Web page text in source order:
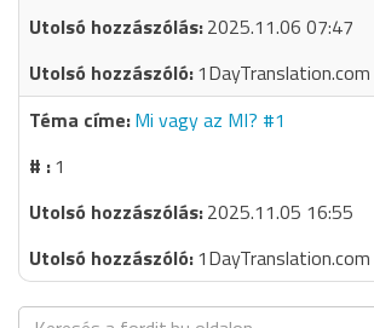
2025.11.06 07:47
1DayTranslation.com
Mi vagy az MI? #1
1
2025.11.05 16:55
1DayTranslation.com